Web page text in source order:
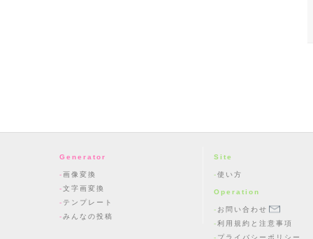
Generator
画像変換
文字画変換
テンプレート
みんなの投稿
Site
使い方
Operation
お問い合わせ
利用規約と注意事項
プライバシーポリシー